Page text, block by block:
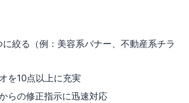
に絞る（例：美容系バナー、不動産系チラ
を10点以上に充実
らの修正指示に迅速対応